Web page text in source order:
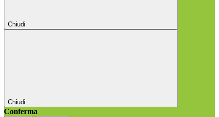
Chiudi
Chiudi
Conferma